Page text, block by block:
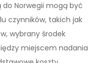
do Norwegii mogą być
czynników, takich jak
wybrany środek
miejscem nadania